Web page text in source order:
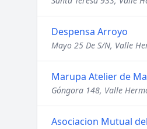
Despensa Arroyo
Mayo 25 De S/N, Valle
Marupa Atelier de
Góngora 148, Valle
Asociacion Mutual